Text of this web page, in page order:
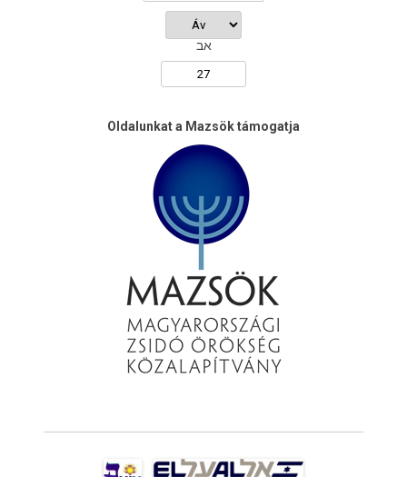
אב
Oldalunkat a Mazsök támogatja